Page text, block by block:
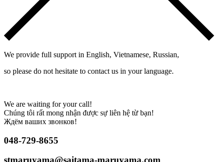
We provide full support in English, Vietnamese, Russian,
so please do not hesitate to contact us in your language.
We are waiting for your call!
Chúng tôi rất mong nhận được sự liên hệ từ bạn!
Ждём ваших звонков!
048-729-8655